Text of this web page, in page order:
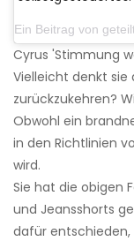
Ein Beitrag von
Cyrus 'Stimmung
Vielleicht denkt sie
zurückzukehren?
Obwohl ein
in den Richtlinien
wird.
Sie hat die obigen
und Jeansshorts
dafür entschieden,